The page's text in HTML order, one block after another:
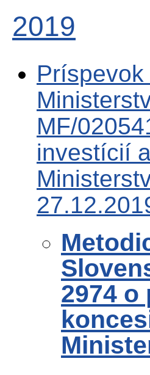
2019
MF/
investícií
2974